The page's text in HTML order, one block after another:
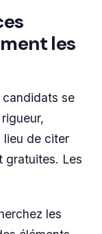
les
candidats se
lieu de citer
gratuites. Les
les